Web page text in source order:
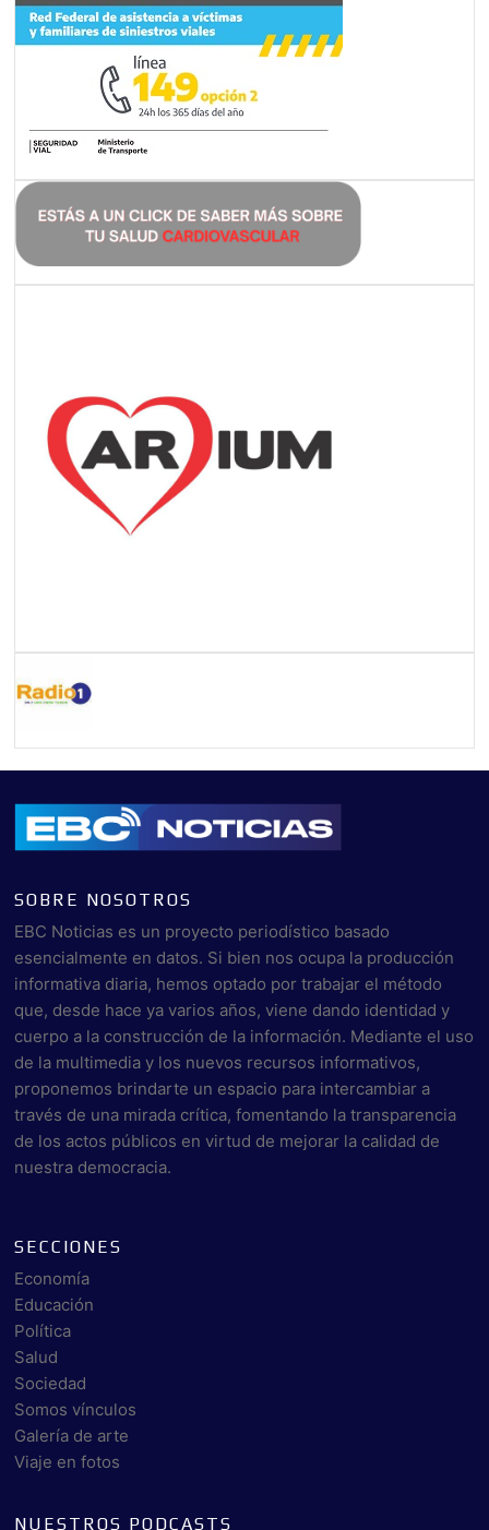
SOBRE NOSOTROS
EBC Noticias es un proyecto periodístico basado
esencialmente en datos. Si bien nos ocupa la producción
informativa diaria, hemos optado por trabajar el método
que, desde hace ya varios años, viene dando identidad y
cuerpo a la construcción de la información. Mediante el uso
de la multimedia y los nuevos recursos informativos,
proponemos brindarte un espacio para intercambiar a
través de una mirada crítica, fomentando la transparencia
de los actos públicos en virtud de mejorar la calidad de
nuestra democracia.
SECCIONES
Economía
Educación
Política
Salud
Sociedad
Somos vínculos
Galería de arte
Viaje en fotos
NUESTROS PODCASTS